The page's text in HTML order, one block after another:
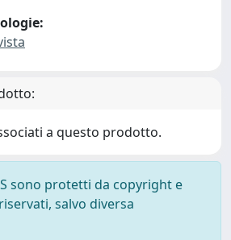
a questo prodotto.
sono protetti da copyright e
salvo diversa